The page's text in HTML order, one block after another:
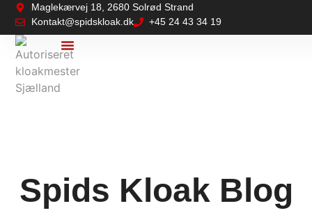
Maglekærvej 18, 2680 Solrød Strand
Kontakt@spidskloak.dk
+45 24 43 34 19
Spids Kloak Blog